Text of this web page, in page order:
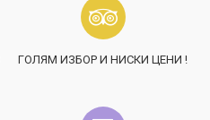
ГОЛЯМ ИЗБОР И НИСКИ ЦЕНИ !